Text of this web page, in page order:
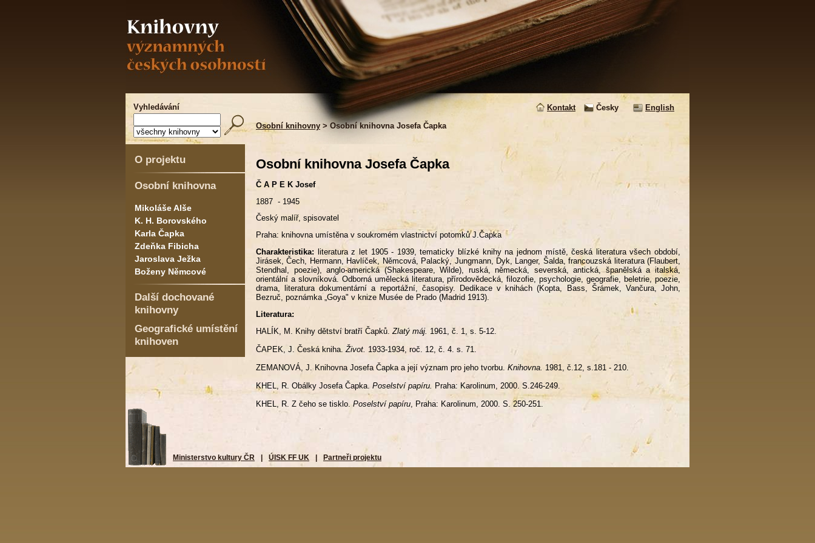
Vyhledávání Kontakt Česky
English
Osobní knihovny > Osobní knihovna Josefa Čapka
O projektu
Osobní knihovna
Mikoláše Alše
K. H. Borovského
Karla Čapka
Zdeňka Fibicha
Jaroslava Ježka
Boženy Němcové
Další dochované
knihovny
Geografické umístění
knihoven
Osobní knihovna Josefa Čapka
Č A P E K Josef
1887 - 1945
Český malíř, spisovatel
Praha: knihovna umístěna v soukromém vlastnictví potomků J.Čapka
Charakteristika: literatura z let 1905 - 1939, tematicky blízké knihy na jednom místě, česká literatura všech období,
Jirásek, Čech, Hermann, Havlíček, Němcová, Palacký, Jungmann, Dyk, Langer, Šalda, francouzská literatura (Flaubert,
Stendhal, poezie), anglo-americká (Shakespeare, Wilde), ruská, německá, severská, antická, španělská a italská,
orientální a slovníková. Odborná umělecká literatura, přírodovědecká, filozofie, psychologie, geografie, beletrie, poezie,
drama, literatura dokumentární a reportážní, časopisy. Dedikace v knihách (Kopta, Bass, Šrámek, Vančura, John,
Bezruč, poznámka „Goya" v knize Musée de Prado (Madrid 1913).
Literatura:
HALÍK, M. Knihy dětství bratří Čapků. Zlatý máj. 1961, č. 1, s. 5-12.
ČAPEK, J. Česká kniha. Život. 1933-1934, roč. 12, č. 4. s. 71.
ZEMANOVÁ, J. Knihovna Josefa Čapka a její význam pro jeho tvorbu. Knihovna. 1981, č.12, s.181 - 210.
KHEL, R. Obálky Josefa Čapka. Poselství papíru. Praha: Karolinum, 2000. S.246-249.
KHEL, R. Z čeho se tisklo. Poselství papíru , Praha: Karolinum, 2000. S. 250-251.
Ministerstvo kultury ČR ÚISK FF UK Partneři projektu